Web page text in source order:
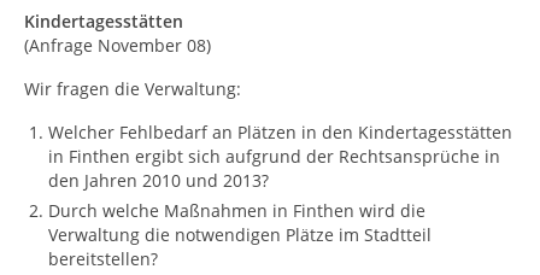
Kindertagesstätten
(Anfrage November 08)
Wir fragen die Verwaltung:
Welcher Fehlbedarf an Plätzen in den Kindertagesstätten
in Finthen ergibt sich aufgrund der Rechtsansprüche in
den Jahren 2010 und 2013?
Durch welche Maßnahmen in Finthen wird die
Verwaltung die notwendigen Plätze im Stadtteil
bereitstellen?